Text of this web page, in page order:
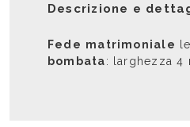
Descrizione e
Fede matrimoniale
bombata: larghezza 4